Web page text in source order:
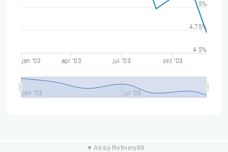
jan "03 apr "03 jul "03 okt "03
jan "03 jul "03
4.5%
4.75%
5%
▼ Ad by Refinery89